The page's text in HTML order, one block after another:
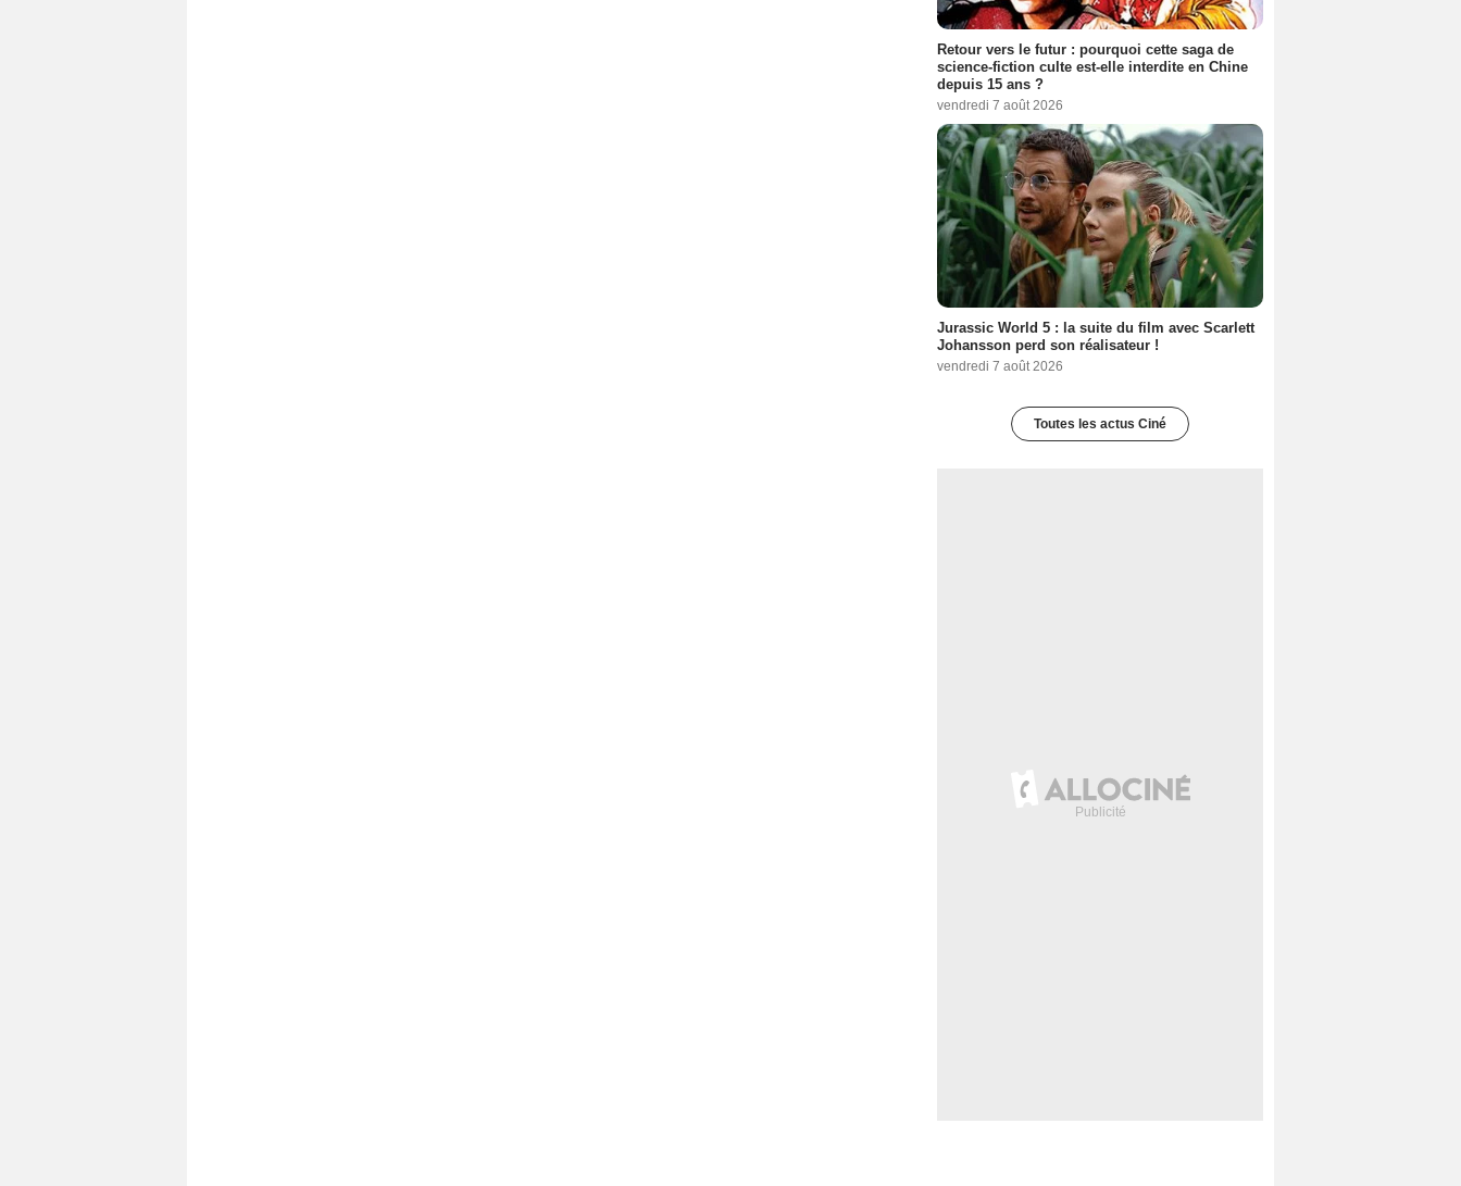
Retour vers le futur : pourquoi cette saga de
science-fiction culte est-elle interdite en Chine
depuis 15 ans ?
vendredi 7 août 2026
Jurassic World 5 : la suite du film avec Scarlett
Johansson perd son réalisateur !
vendredi 7 août 2026
Toutes les actus Ciné